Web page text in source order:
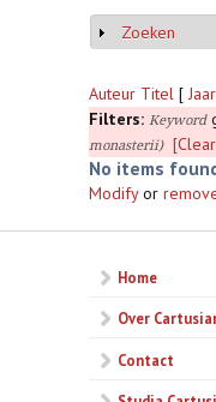
Weergeven
Zoeken
Auteur Titel [ Jaar
Filters: Keyword
monasterii)
No items
Modifyor
Home
Over
Contact